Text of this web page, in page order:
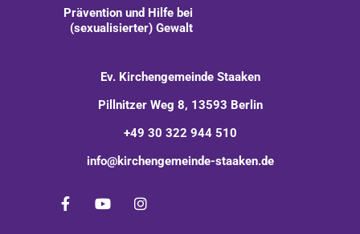
Prävention und Hilfe bei
(sexualisierter) Gewalt
Ev. Kirchengemeinde Staaken
Pillnitzer Weg 8, 13593 Berlin
+49 30 322 944 510
info@kirchengemeinde-staaken.de